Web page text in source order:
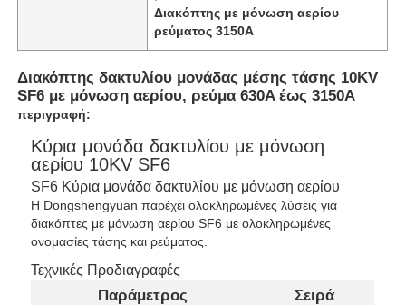
Διακόπτης με μόνωση αερίου
ρεύματος 3150A
Διακόπτης δακτυλίου μονάδας μέσης τάσης 10KV
SF6 με μόνωση αερίου, ρεύμα 630A έως 3150A
περιγραφή:
Κύρια μονάδα δακτυλίου με μόνωση
αερίου 10KV SF6
SF6 Κύρια μονάδα δακτυλίου με μόνωση αερίου
Η Dongshengyuan παρέχει ολοκληρωμένες λύσεις για
διακόπτες με μόνωση αερίου SF6 με ολοκληρωμένες
ονομασίες τάσης και ρεύματος.
Τεχνικές Προδιαγραφές
Παράμετρος Σειρά